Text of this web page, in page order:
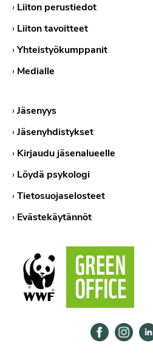
› Liiton perustiedot
› Liiton tavoitteet
›Yhteistyökumppanit
› Medialle
›Jäsenyys
›Jäsenyhdistykset
› Kirjaudu jäsenalueelle
› Löydä psykologi
›Tietosuojaselosteet
› Evästekäytännöt